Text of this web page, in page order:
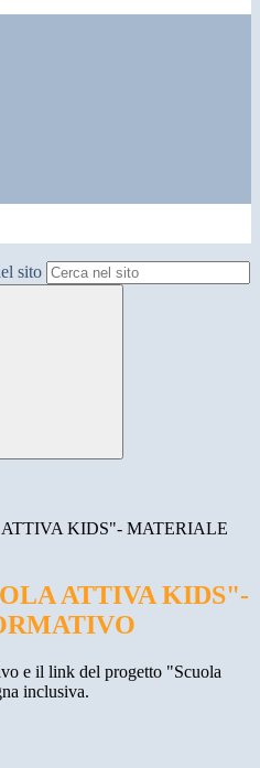
sito
KIDS"- MATERIALE
ATTIVA KIDS"-
e il link del progetto "Scuola
inclusiva.